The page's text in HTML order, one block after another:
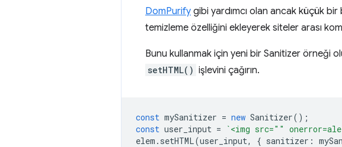
DomPurify gibi yardımcı olan ancak küçük
temizleme özelliğini ekleyerek siteler arası
Bunu kullanmak için yeni bir Sanitizer örneği
setHTML() işlevini çağırın.
const mySanitizer = new Sanitizer();
const user_input = `<img src=""
elem . setHTML(user_input, { sanitizer :